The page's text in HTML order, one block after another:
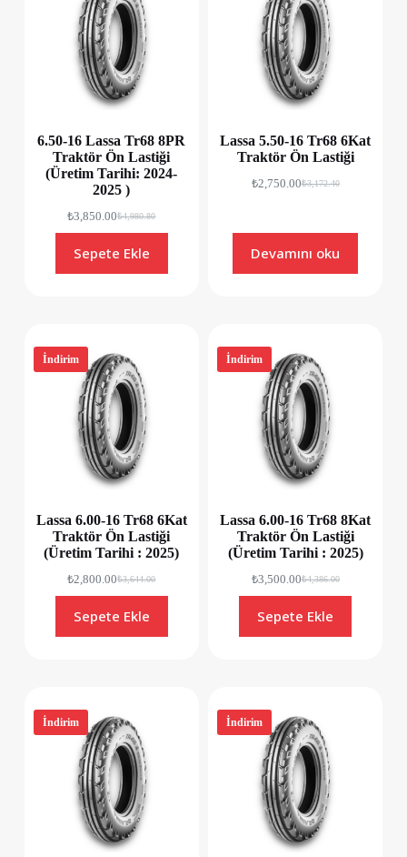
6.50-16 Lassa Tr68 8PR
Traktör Ön Lastiği
(Üretim Tarihi: 2024-
2025 )
₺4,980.80
₺3,850.00
Sepete Ekle
Lassa 5.50-16 Tr68 6Kat
Traktör Ön Lastiği
₺3,172.40
₺2,750.00
Devamını oku
İndirim
Lassa 6.00-16 Tr68 6Kat
Traktör Ön Lastiği
(Üretim Tarihi : 2025)
₺3,644.00
₺2,800.00
Sepete Ekle
İndirim
Lassa 6.00-16 Tr68 8Kat
Traktör Ön Lastiği
(Üretim Tarihi : 2025)
₺4,386.00
₺3,500.00
Sepete Ekle
İndirim İndirim